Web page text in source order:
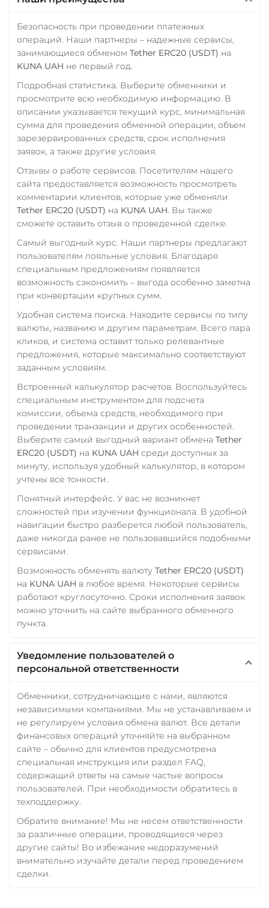
Synthetix (SNX)
Terra (LUNA)
Tether (USDT)
Omni TRC20
BEP20
SOL
POL
AVAXC
Tether Gold (XAUt)
Tezos (XTZ)
The Sandbox (SAND)
Tornado Cash (TORN)
Tron (TRX)
TRUMP
Uniswap (UNI)
USD Coin (USDC)
ERC20
AVAX
SOL
Polygon
CRONOS
ARB
OP
STELLAR
BASE
RONIN
NEAR
XLM
Utopia USD (UUSD)
VeChain (VET)
Verge (XVG)
WAVES
Wrapped Bitcoin (WBTC)
ERC20 AVAXC
CRO
Zcash (ZEC)
Ощадбанк UAH
Приват24
USD EUR UAH
Промсвязьбанк RUB
ПУМБ UAH
RUB UAH
РНКБ RUB
Росбанк RUB
Россельхоз банк RUB
Русский Стандарт RUB
Сбербанк
СБП RUB
Совкомбанк RUB
UAH RUB USD
EUR
CNY
Тинькофф
RUB
CASH-IN RUB
QR RUB
УкрСиббанк UAH
Фридом Банк KZT
Центр Кредит KZT
Элкарт KGS
Безопасность при проведении платежных
операций. Наши партнеры – надежные сервисы,
занимающиеся обменом Tether ERC20 (USDT) на
KUNA UAH не первый год.
Подробная статистика. Выберите обменники и
просмотрите всю необходимую информацию. В
описании указывается текущий курс, минимальная
сумма для проведения обменной операции, объем
зарезервированных средств, срок исполнения
заявок, а также другие условия.
Отзывы о работе сервисов. Посетителям нашего
сайта предоставляется возможность просмотреть
комментарии клиентов, которые уже обменяли
Tether ERC20 (USDT) на KUNA UAH. Вы также
сможете оставить отзыв о проведенной сделке.
Самый выгодный курс. Наши партнеры предлагают
пользователям лояльные условия. Благодаря
специальным предложениям появляется
возможность сэкономить – выгода особенно заметна
при конвертации крупных сумм.
Удобная система поиска. Находите сервисы по типу
валюты, названию и другим параметрам. Всего пара
кликов, и система оставит только релевантные
предложения, которые максимально соответствуют
заданным условиям.
Встроенный калькулятор расчетов. Воспользуйтесь
специальным инструментом для подсчета
комиссии, объема средств, необходимого при
проведении транзакции и других особенностей.
Выберите самый выгодный вариант обмена Tether
ERC20 (USDT) на KUNA UAH среди доступных за
минуту, используя удобный калькулятор, в котором
учтены все тонкости.
Понятный интерфейс. У вас не возникнет
сложностей при изучении функционала. В удобной
навигации быстро разберется любой пользователь,
даже никогда ранее не пользовавшийся подобными
сервисами.
Возможность обменять валюту Tether ERC20 (USDT)
на KUNA UAH в любое время. Некоторые сервисы
работают круглосуточно. Сроки исполнения заявок
можно уточнить на сайте выбранного обменного
пункта.
Уведомление пользователей о
персональной ответственности
Обменники, сотрудничающие с нами, являются
независимыми компаниями. Мы не устанавливаем и
не регулируем условия обмена валют. Все детали
финансовых операций уточняйте на выбранном
сайте – обычно для клиентов предусмотрена
специальная инструкция или раздел FAQ,
содержащий ответы на самые частые вопросы
пользователей. При необходимости обратитесь в
техподдержку.
Обратите внимание! Мы не несем ответственности
за различные операции, проводящиеся через
другие сайты! Во избежание недоразумений
внимательно изучайте детали перед проведением
сделки.